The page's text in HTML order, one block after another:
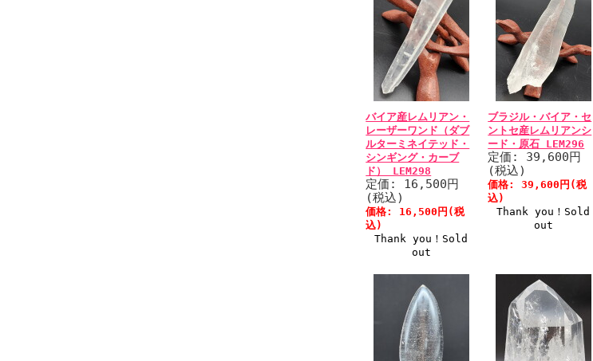
バイア産レムリアン・
レーザーワンド（ダブ
ルターミネイテッド・
シンギング・カーブ
ド） LEM298
定価: 16,500円
(税込)
価格: 16,500円(税
込)
Thank you！Sold
out
ブラジル・バイア・セ
ントセ産レムリアンシ
ード・原石 LEM296
定価: 39,600円
(税込)
価格: 39,600円(税
込)
Thank you！Sold
out